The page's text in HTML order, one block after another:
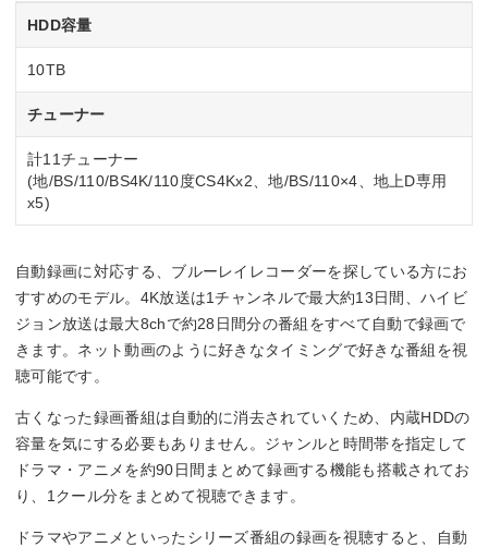
HDD容量
10TB
チューナー
計11チューナー
(地/BS/110/BS4K/110度CS4Kx2、地/BS/110×4、地上D専用
x5)
自動録画に対応する、ブルーレイレコーダーを探している方にお
すすめのモデル。4K放送は1チャンネルで最大約13日間、ハイビ
ジョン放送は最大8chで約28日間分の番組をすべて自動で録画で
きます。ネット動画のように好きなタイミングで好きな番組を視
聴可能です。
古くなった録画番組は自動的に消去されていくため、内蔵HDDの
容量を気にする必要もありません。ジャンルと時間帯を指定して
ドラマ・アニメを約90日間まとめて録画する機能も搭載されてお
り、1クール分をまとめて視聴できます。
ドラマやアニメといったシリーズ番組の録画を視聴すると、自動